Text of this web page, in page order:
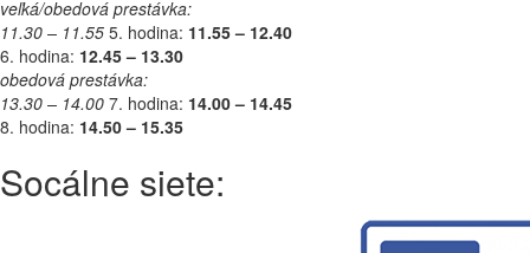
veľká/obedová prestávka:
11.30 – 11.55 5. hodina: 11.55 – 12.40
6. hodina: 12.45 – 13.30
obedová prestávka:
13.30 – 14.00 7. hodina: 14.00 – 14.45
8. hodina: 14.50 – 15.35
Socálne siete: